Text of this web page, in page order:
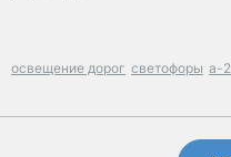
освещение дорог светофоры а-